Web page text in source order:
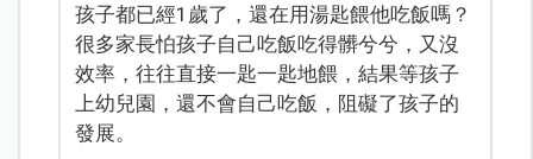
孩子都已經1歲了，還在用湯匙餵他吃飯嗎？
很多家長怕孩子自己吃飯吃得髒兮兮，又沒
效率，往往直接一匙一匙地餵，結果等孩子
上幼兒園，還不會自己吃飯，阻礙了孩子的
發展。